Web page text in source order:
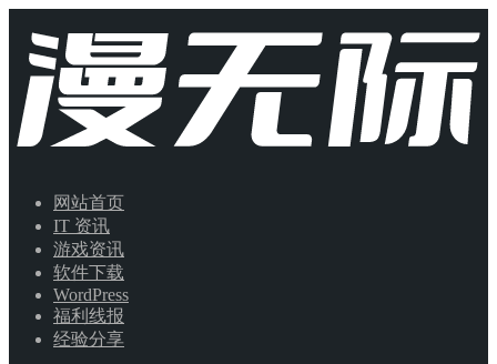
网站首页
IT 资讯
游戏资讯
软件下载
WordPress
福利线报
经验分享